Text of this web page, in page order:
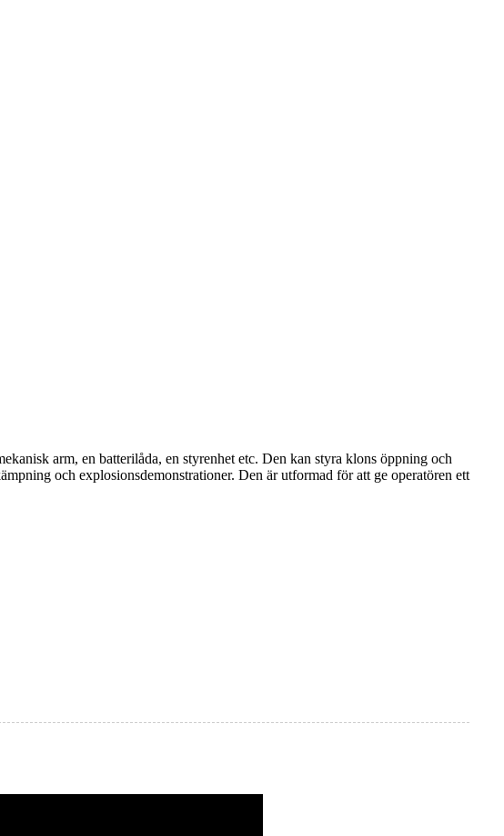
arm, en batterilåda, en styrenhet etc. Den kan styra klons öppning och
och explosionsdemonstrationer. Den är utformad för att ge operatören ett